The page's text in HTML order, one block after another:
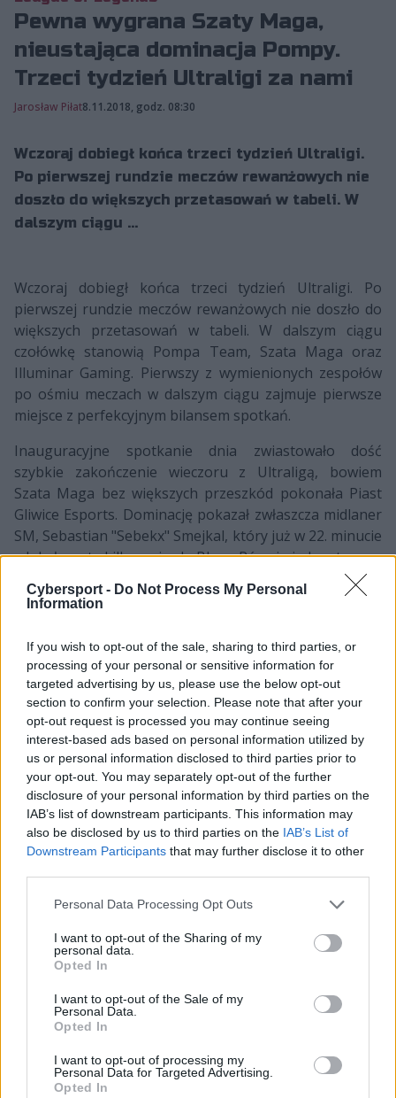
Cybersport - Do Not Process My Personal
Information
If you wish to opt-out of the sale, sharing to third parties, or
processing of your personal or sensitive information for
targeted advertising by us, please use the below opt-out
section to confirm your selection. Please note that after your
opt-out request is processed you may continue seeing
interest-based ads based on personal information utilized by
us or personal information disclosed to third parties prior to
your opt-out. You may separately opt-out of the further
disclosure of your personal information by third parties on the
IAB’s list of downstream participants. This information may
also be disclosed by us to third parties on the IAB’s List of
Downstream Participants that may further disclose it to other
Personal Data Processing Opt Outs
I want to opt-out of the Sharing of my
personal data.
Opted In
I want to opt-out of the Sale of my
Personal Data.
Opted In
I want to opt-out of processing my
Personal Data for Targeted Advertising.
Opted In
Pewna wygrana Szaty Maga,
nieustająca dominacja Pompy.
Trzeci tydzień Ultraligi za nami
Jarosław Piłat8.11.2018, godz. 08:30
Wczoraj dobiegł końca trzeci tydzień Ultraligi.
Po pierwszej rundzie meczów rewanżowych nie
doszło do większych przetasowań w tabeli. W
dalszym ciągu ...
Wczoraj dobiegł końca trzeci tydzień Ultraligi. Po
pierwszej rundzie meczów rewanżowych nie doszło do
większych przetasowań w tabeli. W dalszym ciągu
czołówkę stanowią Pompa Team, Szata Maga oraz
Illuminar Gaming. Pierwszy z wymienionych zespołów
po ośmiu meczach w dalszym ciągu zajmuje pierwsze
miejsce z perfekcyjnym bilansem spotkań.
Inauguracyjne spotkanie dnia zwiastowało dość
szybkie zakończenie wieczoru z Ultraligą, bowiem
Szata Maga bez większych przeszkód pokonała Piast
Gliwice Esports. Dominację pokazał zwłaszcza midlaner
SM, Sebastian "Sebekx" Smejkal, który już w 22. minucie
zdobył penta killa grając LeBlanc. Równie jednostronne
było drugie starcie, w którym zobaczyliśmy Pompa
Team oraz Valkirię Esports. Zgodnie z oczekiwaniami
bohaterskiej kradzieży Barona w wykonaniu Bruna
"Brunessa" Freunda.
Dopiero mecz numer trzy był jakkolwiek wyrównany –
do rozstrzygnięcia potyczki między Akademią i Wisłą
Płock potrzeba było blisko 34 minut. Ostatecznie po
zwycięstwo sięgnął zespół Bartłomieja "Fresskowego"
Przewoźnika, dzięki czemu po trzecim tygodniu to
Akademia zamyka górną połowę tabeli. Na koniec
kolejnego dnia rywalizacji zmierzyły się R-SIXTEAM oraz
Illuminar Gaming. Mimo pokazu woli walki podopieczni
"hatchy'ego" Widery.
Wyniki trzeciego dnia trzeciego tygodnia Ultraligi:
Piast Gliwice
Esports
Valkiria
Esports
0:1 Pompa Team